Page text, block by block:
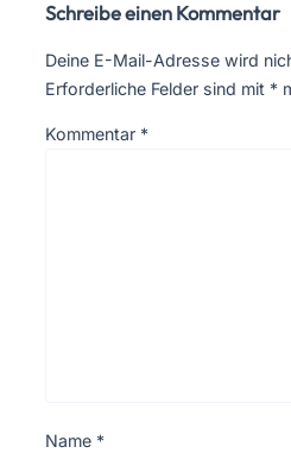
Schreibe einen Kommentar
Deine E-Mail-Adresse wird
Erforderliche Felder sind mit *
Kommentar *
Name *